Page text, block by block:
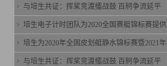
与培生共证：挥桨竞渡擂战鼓 百舸争流延平
培生电子计时团队为2020全国赛艇锦标赛提供
培生为2020年全国皮划艇静水锦标赛暨2021年
与培生共证：挥桨竞渡擂战鼓 百舸争流延平